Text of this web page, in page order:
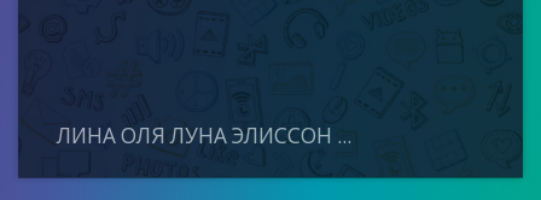
ЛИНА ОЛЯ ЛУНА ЭЛИССОН ...